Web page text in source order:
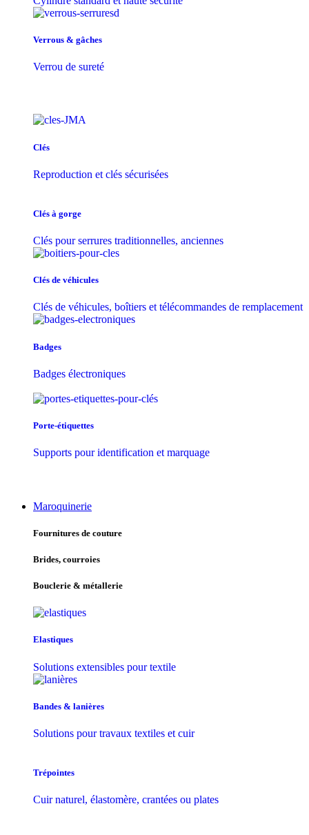
Verrous & gâches
Verrou de sureté
Clés
Reproduction et clés sécurisées
Clés à gorge
Clés pour serrures traditionnelles, anciennes
Clés de véhicules
Clés de véhicules, boîtiers et télécommandes de remplacement
Badges
Badges électroniques
Porte-étiquettes
Supports pour identification et marquage
Maroquinerie
Fournitures de couture
Brides, courroies
Bouclerie & métallerie
Elastiques
Solutions extensibles pour textile
Bandes & lanières
Solutions pour travaux textiles et cuir
Trépointes
Cuir naturel, élastomère, crantées ou plates